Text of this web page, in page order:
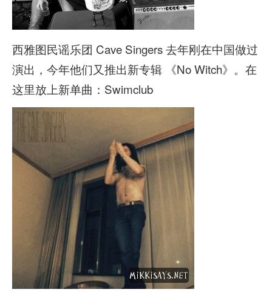
西雅图民谣乐团 Cave Singers 去年刚在中国做过
演出，今年他们又推出新专辑 《No Witch》。在
这里放上新单曲：Swimclub